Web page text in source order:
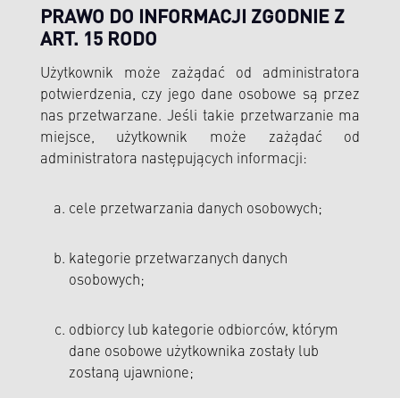
PRAWO DO INFORMACJI ZGODNIE Z
ART. 15 RODO
Użytkownik może zażądać od administratora
potwierdzenia, czy jego dane osobowe są przez
nas przetwarzane. Jeśli takie przetwarzanie ma
miejsce, użytkownik może zażądać od
administratora następujących informacji:
cele przetwarzania danych osobowych;
kategorie przetwarzanych danych
osobowych;
odbiorcy lub kategorie odbiorców, którym
dane osobowe użytkownika zostały lub
zostaną ujawnione;